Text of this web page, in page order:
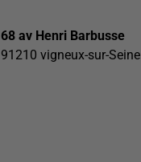
68 av Henri Barbusse
91210 vigneux-sur-Seine